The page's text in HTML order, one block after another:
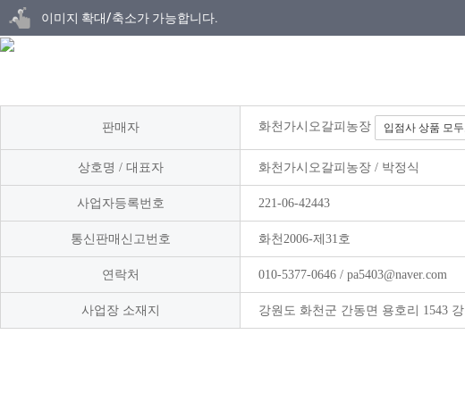
이미지 확대/축소가 가능합니다.
판매자 화천가시오갈피농장 입점사 상품 모두
상호명 / 대표자 화천가시오갈피농장 / 박정식
사업자등록번호 221-06-42443
통신판매신고번호 화천2006-제31호
연락처 010-5377-0646 / pa5403@naver.com
사업장 소재지 강원도 화천군 간동면 용호리 1543